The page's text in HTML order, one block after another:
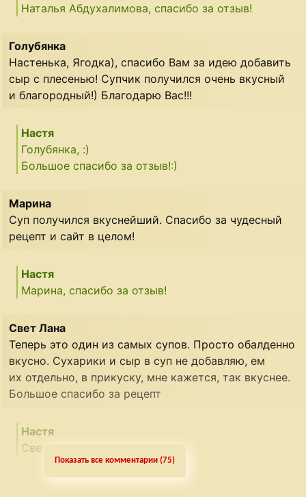
Наталья Абдухалимова, спасибо за отзыв!
Голубянка
Настенька, Ягодка), спасибо Вам за идею добавить
сыр с плесенью! Супчик получился очень вкусный
и благородный!) Благодарю Вас!!!
Настя
Голубянка, :)
Большое спасибо за отзыв!:)
Марина
Суп получился вкуснейший. Спасибо за чудесный
рецепт и сайт в целом!
Настя
Марина, спасибо за отзыв!
Свет Лана
Теперь это один из самых супов. Просто обалденно
вкусно. Сухарики и сыр в суп не добавляю, ем
их отдельно, в прикуску, мне кажется, так вкуснее.
Большое спасибо за рецепт
Настя
Свет Лана, пожалуйста!
Показать все комментарии (75)